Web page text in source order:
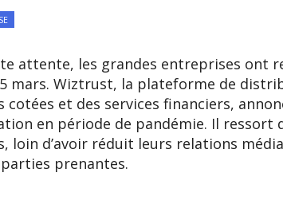
attente, les grandes entreprises ont
mars. Wiztrust, la plateforme de
cotées et des services financiers,
en période de pandémie. Il ressort
loin d’avoir réduit leurs relations
prenantes.